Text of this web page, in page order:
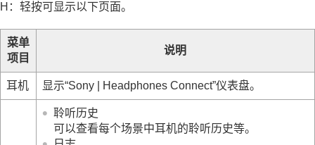
H：轻按可显示以下页面。
菜单
项目
说明
耳机 显示“Sony | Headphones Connect”仪表盘。
聆听历史
可以查看每个场景中耳机的聆听历史等。